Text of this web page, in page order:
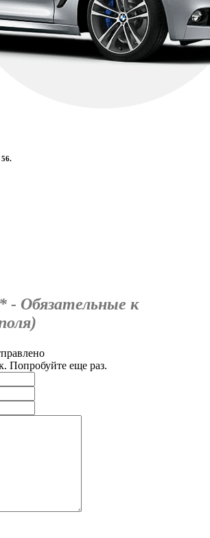
- Обязательные к
Попробуйте еще раз.